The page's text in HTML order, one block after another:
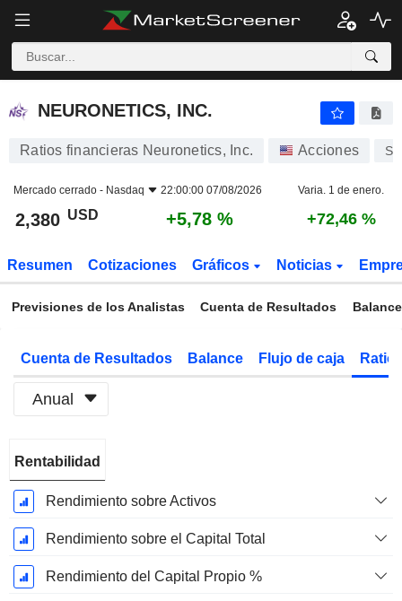
NEURONETICS, INC.
NEURONETICS, INC.
Ratios financieras Neuronetics, Inc. Acciones
Mercado cerrado - Nasdaq 22:00:00 07/08/2026 Varia. 1 de enero.
2,380 USD +5,78 % +72,46 %
Resumen Cotizaciones Gráficos Noticias
Previsiones de los Analistas Cuenta de Resultados Balance
Cuenta de Resultados Balance Flujo de caja
Anual
fiscal:
Diciembre
Rentabilidad
Rendimiento sobre Activos
Rendimiento sobre el Capital Total
Rendimiento del Capital Propio %